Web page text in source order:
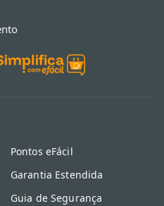
Pontos eFácil
Garantia Estendida
Guia de Segurança